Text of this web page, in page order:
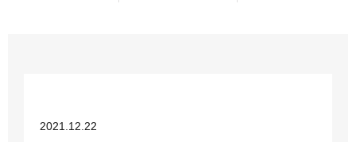
2021.12.22